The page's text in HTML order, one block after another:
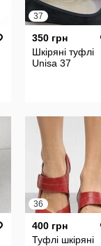
37
350 грн
Шкіряні туфлі
Unisa 37
36
400 грн
Туфлі шкіряні